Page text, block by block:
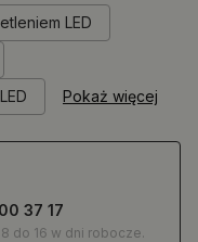
LED
Pokaż więcej
37 17
do 16 w dni robocze.